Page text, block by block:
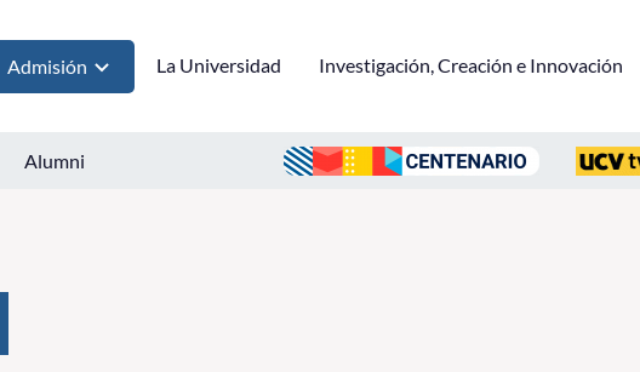
Admisión La Universidad Investigación, Creación e Innovación
Alumni